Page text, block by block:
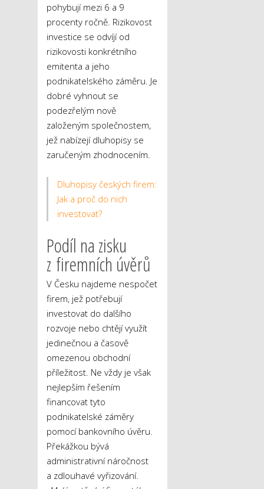
pohybují mezi 6 a 9
procenty ročně. Rizikovost
investice se odvíjí od
rizikovosti konkrétního
emitenta a jeho
podnikatelského záměru. Je
dobré vyhnout se
podezřelým nově
založeným společnostem,
jež nabízejí dluhopisy se
zaručeným zhodnocením.
Dluhopisy českých firem:
Jak a proč do nich
investovat?
Podíl na zisku
z firemních úvěrů
V Česku najdeme nespočet
firem, jež potřebují
investovat do dalšího
rozvoje nebo chtějí využít
jedinečnou a časově
omezenou obchodní
příležitost. Ne vždy je však
nejlepším řešením
financovat tyto
podnikatelské záměry
pomocí bankovního úvěru.
Překážkou bývá
administrativní náročnost
a zdlouhavé vyřizování.